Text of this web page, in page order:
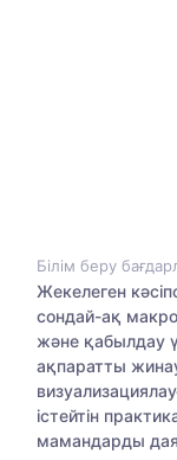
Білім беру
Жекелеген
сондай-ақ
және қабылдау
ақпаратты
істейтін
мамандарды